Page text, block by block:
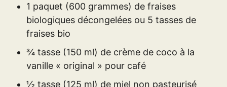
1 paquet (600 grammes) de fraises
biologiques décongelées ou 5 tasses de
fraises bio
¾ tasse (150 ml) de crème de coco à la
vanille « original » pour café
½ tasse (125 ml) de miel non pasteurisé